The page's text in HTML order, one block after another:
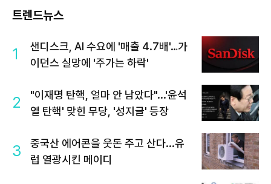
트렌드뉴스
1
샌디스크, AI 수요에 '매출 4.7배'…가
이던스 실망에 '주가는 하락'
2
"이재명 탄핵, 얼마 안 남았다"...'윤석
열 탄핵' 맞힌 무당, '성지글' 등장
3
중국산 에어콘을 웃돈 주고 산다...유
럽 열광시킨 메이디